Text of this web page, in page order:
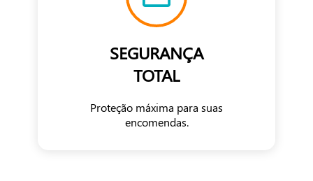
SEGURANÇA
TOTAL
Proteção máxima para suas
encomendas.